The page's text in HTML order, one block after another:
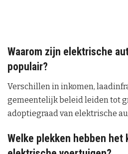
Waarom zijn elektrische
populair?
Verschillen in inkomen,
gemeentelijk beleid leiden tot
adoptiegraad van elektrische
Welke plekken hebben het